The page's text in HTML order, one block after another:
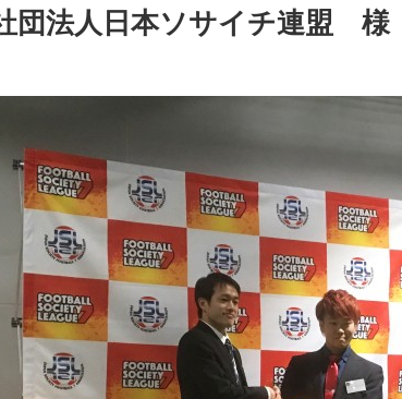
団法人日本ソサイチ連盟 様